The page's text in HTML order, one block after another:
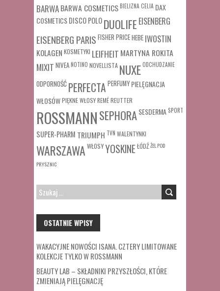
BARWABARWA COSMETICSBIELIZNA CELIA DAX
COSMETICSDISCO POLODUOLIFE EISENBERG
EISENBERG PARIS FISHER PRICEHEBE IWOSTIN
KOLAGEN KOSMETYKI LEIFHEIT MARTYNA ROKITA
MIXIT NIVEANOTINO NOVELLISTA NUXEODCHUDZANIE
ODPORNOŚĆ PERFECTA PERFUMY PIELĘGNACJA
WŁOSÓWPIĘKNE WŁOSYREMÉREUTTER
ROSSMANNSEPHORASESDERMA SPORT
SUPER-PHARM TRIUMPH TVN WALENTYNKI
WARSZAWA WŁOSYYOSKINE ŁÓDŹŻEL POD
PRYSZNIC
SZUKAJ:
OSTATNIE WPISY
WAKACYJNE NOWOŚCI ISANA. CZTERY LIMITOWANE
KOLEKCJE TYLKO W ROSSMANN
BEAUTY LAB – SKŁADNIKI PRZYSZŁOŚCI, KTÓRE
ZMIENIAJĄ PIELĘGNACJĘ